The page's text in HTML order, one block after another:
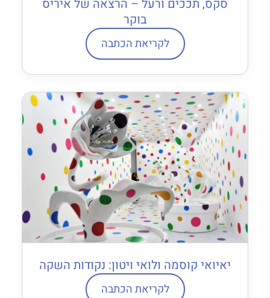
סקס, תככים ורעל – הרצאה של איריס
בוקר
לקריאת הכתבה
יאיואי קוסמה ולואי ויטון: נקודות השקה
לקריאת הכתבה